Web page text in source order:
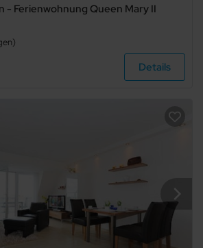
- Ferienwohnung Queen Mary II
Details